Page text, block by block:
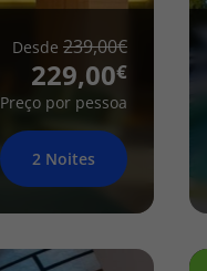
Desde 239,00
229,00
Preço por pessoa
2 Noites